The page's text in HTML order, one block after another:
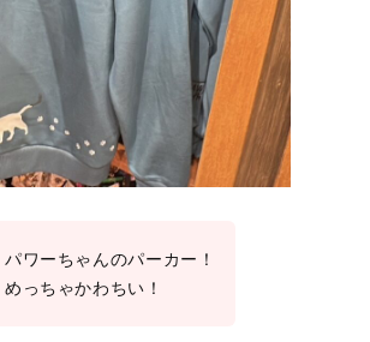
パワーちゃんのパーカー！
めっちゃかわちい！